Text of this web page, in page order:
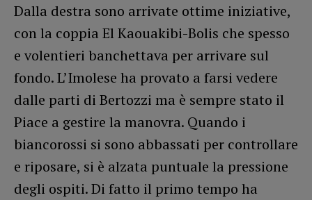
Dalla destra sono arrivate ottime iniziative,
con la coppia El Kaouakibi-Bolis che spesso
e volentieri banchettava per arrivare sul
fondo. L’Imolese ha provato a farsi vedere
dalle parti di Bertozzi ma è sempre stato il
Piace a gestire la manovra. Quando i
biancorossi si sono abbassati per controllare
e riposare, si è alzata puntuale la pressione
degli ospiti. Di fatto il primo tempo ha